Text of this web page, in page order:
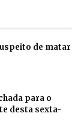
de matar
para o
desta sexta-